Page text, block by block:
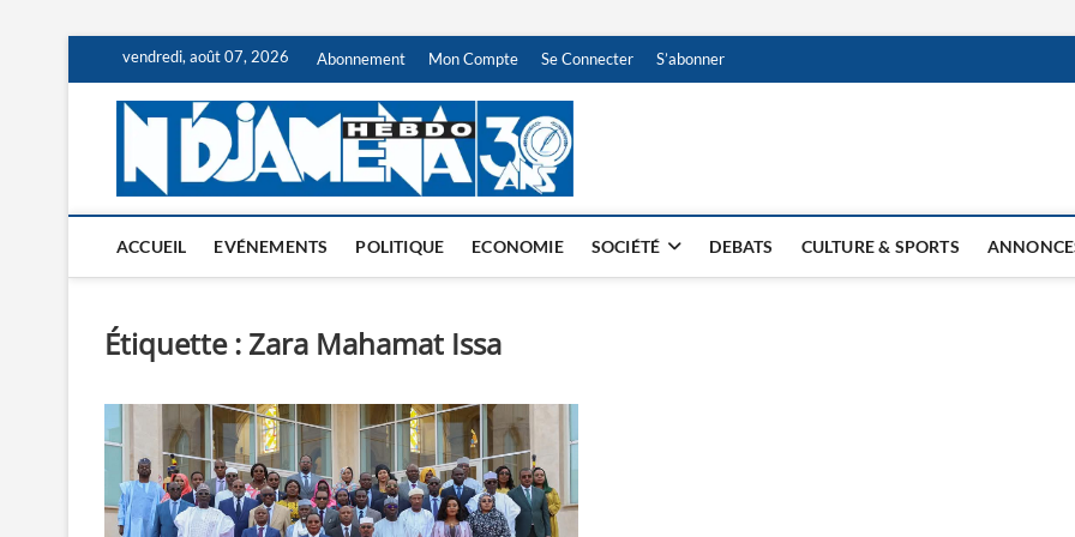
content
vendredi, août 07, 2026 Abonnement Mon Compte Se Connecter S’abonner
NDJAMENA HEBDO
ACCUEIL EVÉNEMENTS POLITIQUE ECONOMIE SOCIÉTÉ DEBATS CULTURE & SPORTS
Étiquette : Zara Mahamat Issa